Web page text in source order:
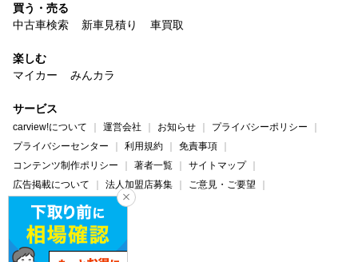
買う・売る
中古車検索
新車見積り 車買取
楽しむ
マイカー
みんカラ
サービス
carview!について 運営会社 お知らせ
プライバシーポリシー
プライバシーセンター
利用規約
免責事項
コンテンツ制作ポリシー
著者一覧
サイトマップ
広告掲載について
法人加盟店募集
ご意見・ご要望
ヘルプ・お問い合わせ
carview! Yahoo! JAPAN